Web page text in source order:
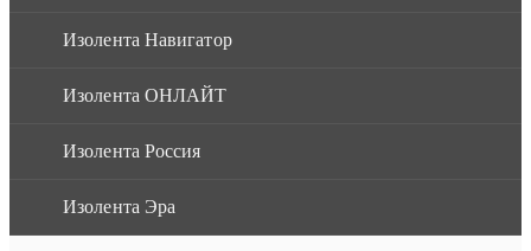
Изолента Навигатор
Изолента ОНЛАЙТ
Изолента Россия
Изолента Эра